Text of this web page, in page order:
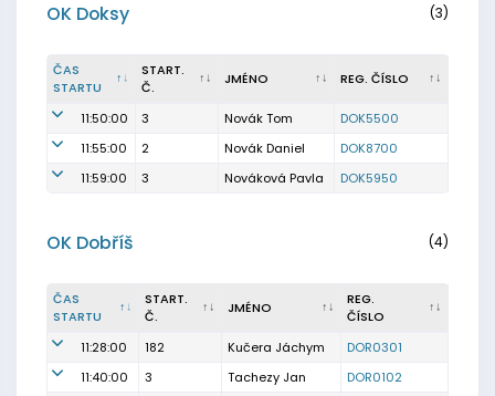
OK Doksy (3)
ČAS
STARTU
START.
Č.
JMÉNO REG. ČÍSLO
11:50:00 3 Novák Tom
DOK5500
11:55:00
2 Novák Daniel
DOK8700
11:59:00
3 Nováková Pavla DOK5950
OK Dobříš (4)
ČAS
STARTU
START.
Č.
JMÉNO
REG.
ČÍSLO
11:28:00
182 Kučera Jáchym
DOR0301
11:40:00
3 Tachezy Jan
DOR0102